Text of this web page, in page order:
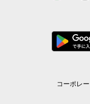
コーポレ